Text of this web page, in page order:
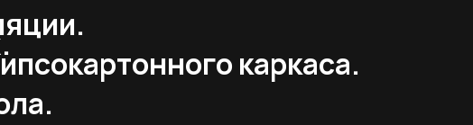
каркаса.